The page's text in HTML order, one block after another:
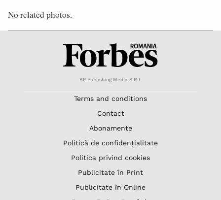
No related photos.
BP Publishing Media S.R.L
Terms and conditions
Contact
Abonamente
Politică de confidențialitate
Politica privind cookies
Publicitate în Print
Publicitate în Online